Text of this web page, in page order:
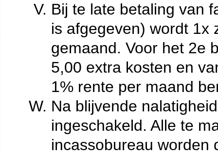
Bij te late betaling van
is afgegeven) wordt 1x
gemaand. Voor het 2e
5,00 extra kosten en
1% rente per maand
Na blijvende
ingeschakeld. Alle te
incassobureau worden